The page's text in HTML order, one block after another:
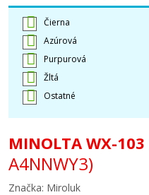
Čierna
Azúrová
Purpurová
Žltá
Ostatné
MINOLTA WX-103
A4NNWY3)
Značka: Miroluk